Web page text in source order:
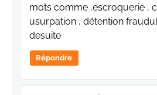
mots comme ,escroquerie ,
usurpation , détention
desuite
Répondre